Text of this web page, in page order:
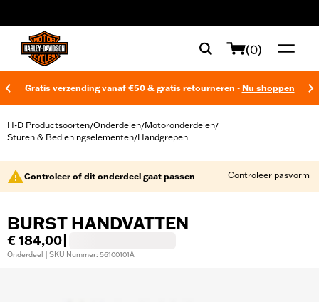
(0)
Gratis verzending vanaf €50 & gratis retourneren - Nu shoppen
H-D Productsoorten/Onderdelen/Motoronderdelen/
Sturen & Bedieningselementen/Handgrepen
Controleer of dit onderdeel gaat passen Controleer pasvorm
BURST HANDVATTEN
€ 184,00
Onderdeel | SKU Nummer: 56100101A